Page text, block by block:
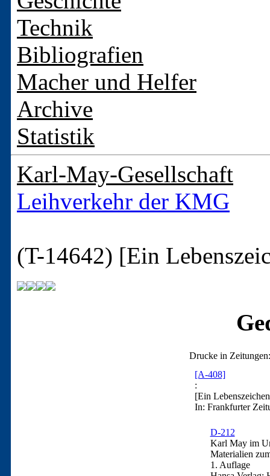
Technik
Bibliografien
Macher und Helfer
Archive
Statistik
Karl-May-Gesellschaft
Leihverkehr der KMG
(T-14642) [Ein
Drucke in Zeitungen:
[A-408]
:
[Ein
In: Frankfurter
D-212
Karl May im
Materialien
1. Auflage